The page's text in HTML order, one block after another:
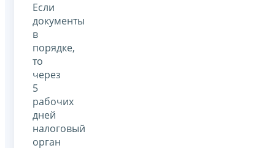
Если
документы
в
порядке,
то
через
5
рабочих
дней
налоговый
орган